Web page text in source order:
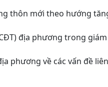
thôn mới theo hướng
địa phương trong
phương về các vấn đề